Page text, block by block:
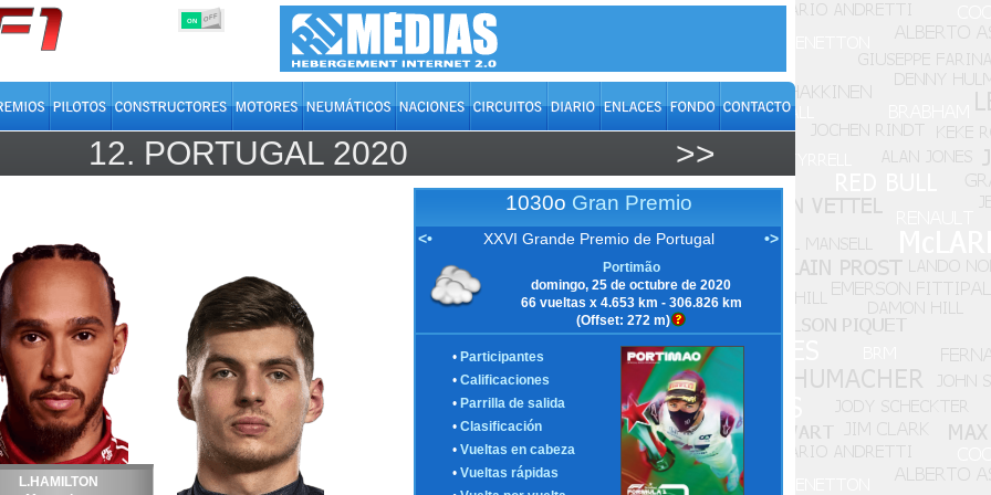
ON OFF
12. PORTUGAL 2020 >>
L.HAMILTON
1030o Gran Premio
<• XXVI Grande Premio de Portugal •>
Portimão
domingo, 25 de octubre de 2020
66 vueltas x 4.653 km - 306.826 km
(Offset: 272 m)
• Participantes
• Calificaciones
• Parrilla de salida
• Clasificación
• Vueltas en cabeza
• Vueltas rápidas